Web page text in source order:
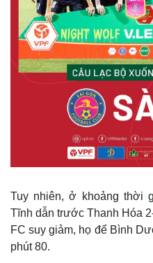
Tuy nhiên, ở khoảng thời
Tĩnh dẫn trước Thanh Hóa
FC suy giảm, họ để Bình
phút 80.